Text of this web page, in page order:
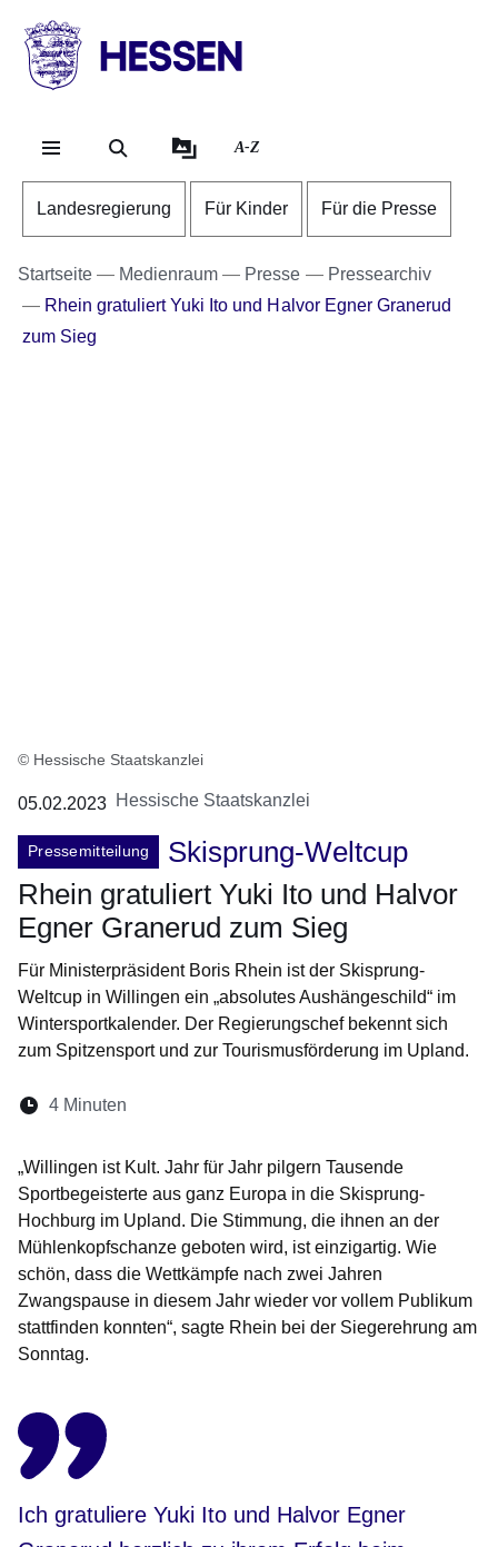
HESSEN
Landesregierung
A-Z
Landesregierung Für Kinder Für die Presse
Startseite Medienraum Presse
Pressearchiv
Rhein gratuliert Yuki Ito und Halvor Egner Granerud
zum Sieg
© Hessische Staatskanzlei
05.02.2023 Hessische Staatskanzlei
Pressemitteilung
Skisprung-Weltcup
Rhein gratuliert Yuki Ito und Halvor
Egner Granerud zum Sieg
Für Ministerpräsident Boris Rhein ist der Skisprung-
Weltcup in Willingen ein „absolutes Aushängeschild“ im
Wintersportkalender. Der Regierungschef bekennt sich
zum Spitzensport und zur Tourismusförderung im Upland.
Lesedauer:
4 Minuten
„Willingen ist Kult. Jahr für Jahr pilgern Tausende
Sportbegeisterte aus ganz Europa in die Skisprung-
Hochburg im Upland. Die Stimmung, die ihnen an der
Mühlenkopfschanze geboten wird, ist einzigartig. Wie
schön, dass die Wettkämpfe nach zwei Jahren
Zwangspause in diesem Jahr wieder vor vollem Publikum
stattfinden konnten“, sagte Rhein bei der Siegerehrung am
Sonntag.
Ich gratuliere Yuki Ito und Halvor Egner